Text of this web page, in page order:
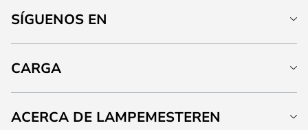
SÍGUENOS EN
CARGA
ACERCA DE LAMPEMESTEREN